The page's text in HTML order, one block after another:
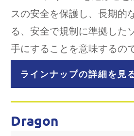
スの安全を保護し、長期的
る、安全で規制に準拠した
手にすることを意味するの
ラインナップの詳細を見
Dragon